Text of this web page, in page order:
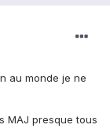
au monde je ne
MAJ presque tous